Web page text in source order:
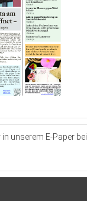
in unserem E-Paper bei